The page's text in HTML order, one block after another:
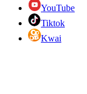
YouTube
Tiktok
Kwai